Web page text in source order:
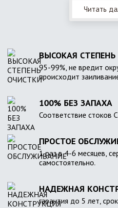
Читать
ВЫСОКАЯ
95-99%, не вредит
происходит
100% БЕЗ ЗАПАХА
Соответствие
ПРОСТОЕ
1 раз в 4-6 месяцев,
самостоятельно.
НАДЕЖНАЯ
гарантия до 5 лет,